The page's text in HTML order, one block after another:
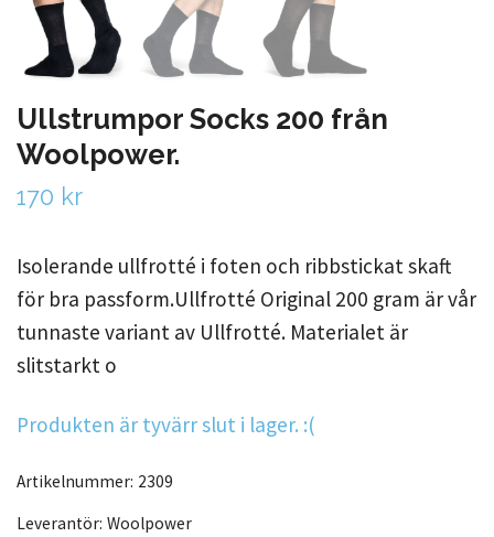
Ullstrumpor Socks 200 från
Woolpower.
170 kr
Isolerande ullfrotté i foten och ribbstickat skaft
för bra passform.Ullfrotté Original 200 gram är vår
tunnaste variant av Ullfrotté. Materialet är
slitstarkt o
Produkten är tyvärr slut i lager. :(
Artikelnummer: 2309
Leverantör: Woolpower